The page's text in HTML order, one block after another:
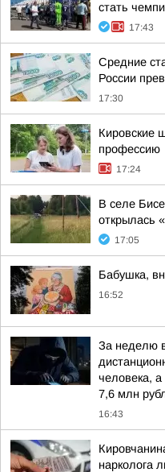
стать
17:43
Средние
России
17:30
Кировские
профессию
17:24
В селе
открылась
17:05
Бабушка,
16:52
За неделю
человека,
7,6 млн
16:43
нарколога